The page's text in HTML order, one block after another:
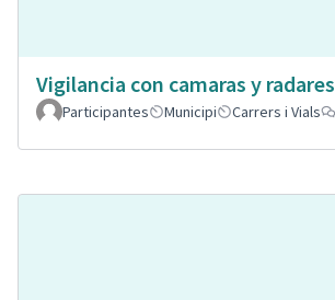
Vigilancia con camaras y radares
Participantes
Municipi Carrers i Vials